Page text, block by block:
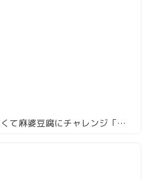
いつものニラそばじゃなくて麻婆豆腐にチャレンジ「麻布 登龍」